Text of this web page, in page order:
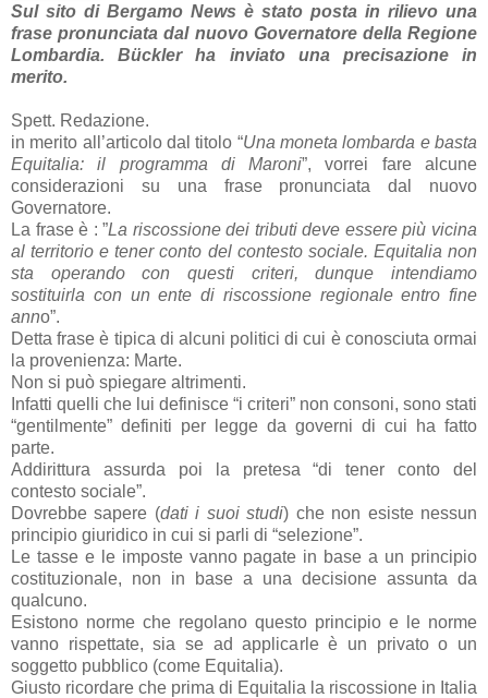
Sul sito di Bergamo News è stato posta in rilievo una
frase pronunciata dal nuovo Governatore della Regione
Lombardia. Bückler ha inviato una precisazione in
merito.
Spett. Redazione.
in merito all’articolo dal titolo “Una moneta lombarda e basta
Equitalia: il programma di Maroni”, vorrei fare alcune
considerazioni su una frase pronunciata dal nuovo
Governatore.
La frase è : ”La riscossione dei tributi deve essere più vicina
al territorio e tener conto del contesto sociale. Equitalia non
sta operando con questi criteri, dunque intendiamo
sostituirla con un ente di riscossione regionale entro fine
anno”.
Detta frase è tipica di alcuni politici di cui è conosciuta ormai
la provenienza: Marte.
Non si può spiegare altrimenti.
Infatti quelli che lui definisce “i criteri” non consoni, sono stati
“gentilmente” definiti per legge da governi di cui ha fatto
parte.
Addirittura assurda poi la pretesa “di tener conto del
contesto sociale”.
Dovrebbe sapere (dati i suoi studi) che non esiste nessun
principio giuridico in cui si parli di “selezione”.
Le tasse e le imposte vanno pagate in base a un principio
costituzionale, non in base a una decisione assunta da
qualcuno.
Esistono norme che regolano questo principio e le norme
vanno rispettate, sia se ad applicarle è un privato o un
soggetto pubblico (come Equitalia).
Giusto ricordare che prima di Equitalia la riscossione in Italia